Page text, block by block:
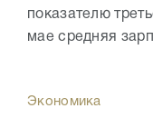
показателю
мае средняя
Экономика